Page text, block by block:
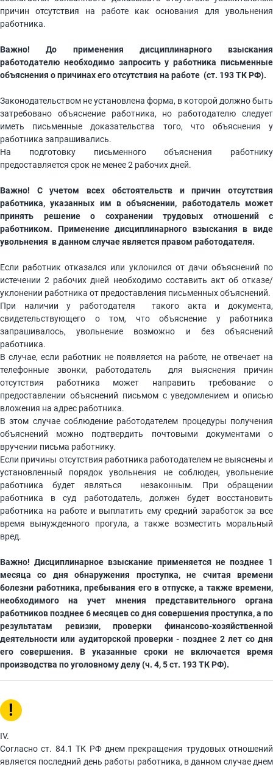
причин отсутствия на работе как основания для увольнения
работника.
Важно! До применения дисциплинарного взыскания
работодателю необходимо запросить у работника письменные
объяснения о причинах его отсутствия на работе (ст. 193 ТК РФ).
Законодательством не установлена форма, в которой должно быть
затребовано объяснение работника, но работодателю следует
иметь письменные доказательства того, что объяснения у
работника запрашивались.
На подготовку письменного объяснения работнику
предоставляется срок не менее 2 рабочих дней.
Важно! С учетом всех обстоятельств и причин отсутствия
работника, указанных им в объяснении, работодатель может
принять решение о сохранении трудовых отношений с
работником. Применение дисциплинарного взыскания в виде
увольнения в данном случае является правом работодателя.
Если работник отказался или уклонился от дачи объяснений по
истечении 2 рабочих дней необходимо составить акт об отказе/
уклонении работника от предоставления письменных объяснений.
При наличии у работодателя такого акта и документа,
свидетельствующего о том, что объяснение у работника
запрашивалось, увольнение возможно и без объяснений
работника.
В случае, если работник не появляется на работе, не отвечает на
телефонные звонки, работодатель для выяснения причин
отсутствия работника может направить требование о
предоставлении объяснений письмом с уведомлением и описью
вложения на адрес работника.
В этом случае соблюдение работодателем процедуры получения
объяснений можно подтвердить почтовыми документами о
вручении письма работнику.
Если причины отсутствия работника работодателем не выяснены и
установленный порядок увольнения не соблюден, увольнение
работника будет являться незаконным. При обращении
работника в суд работодатель, должен будет восстановить
работника на работе и выплатить ему средний заработок за все
время вынужденного прогула, а также возместить моральный
вред.
Важно! Дисциплинарное взыскание применяется не позднее 1
месяца со дня обнаружения проступка, не считая времени
болезни работника, пребывания его в отпуске, а также времени,
необходимого на учет мнения представительного органа
работников позднее 6 месяцев со дня совершения проступка, а по
результатам ревизии, проверки финансово-хозяйственной
деятельности или аудиторской проверки - позднее 2 лет со дня
его совершения. В указанные сроки не включается время
производства по уголовному делу (ч. 4, 5 ст. 193 ТК РФ).
!
IV.
Согласно ст. 84.1 ТК РФ днем прекращения трудовых отношений
является последний день работы работника, в данном случае днем